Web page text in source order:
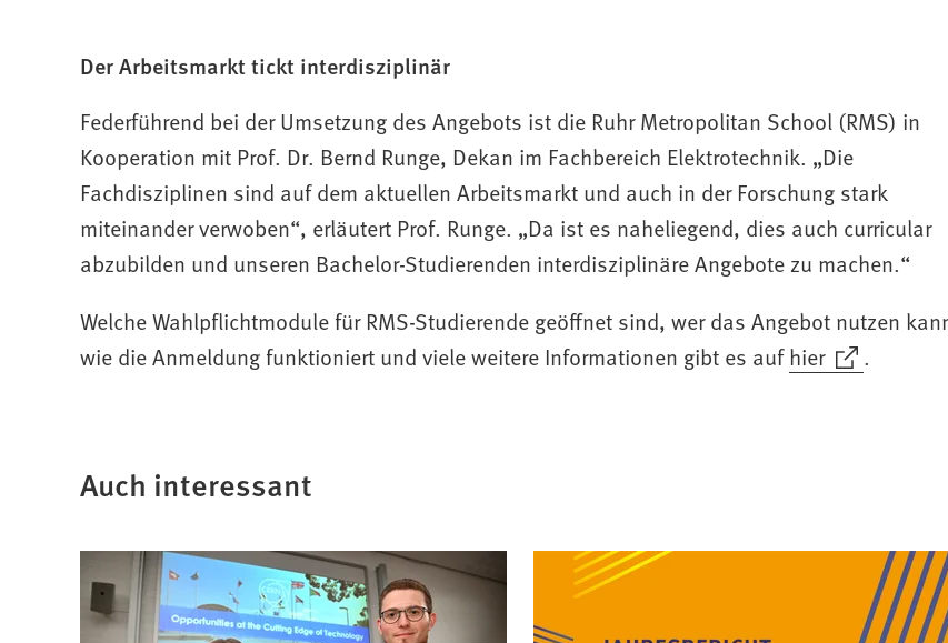
Der Arbeitsmarkt tickt interdisziplinär
Federführend bei der Umsetzung des Angebots ist die Ruhr Metropolitan School (RMS) in
Kooperation mit Prof. Dr. Bernd Runge, Dekan im Fachbereich Elektrotechnik. „Die
Fachdisziplinen sind auf dem aktuellen Arbeitsmarkt und auch in der Forschung stark
miteinander verwoben“, erläutert Prof. Runge. „Da ist es naheliegend, dies auch curricular
abzubilden und unseren Bachelor-Studierenden interdisziplinäre Angebote zu machen.“
Welche Wahlpflichtmodule für RMS-Studierende geöffnet sind, wer das Angebot nutzen
wie die Anmeldung funktioniert und viele weitere Informationen gibt es aufhier
(Öffnet
Tab)
.
Auch interessant